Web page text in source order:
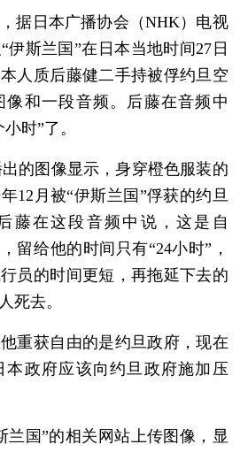
日本广播协会（NHK）电视
伊斯兰国”在日本当地时间27日
人质后藤健二手持被俘约旦空
像和一段音频。后藤在音频中
时”了。
图像显示，身穿橙色服装的
12月被“伊斯兰国”俘获的约旦
藤在这段音频中说，这是自
留给他的时间只有“24小时”，
员的时间更短，再拖延下去的
死去。
获自由的是约旦政府，现在
本政府应该向约旦政府施加压
国”的相关网站上传图像，显